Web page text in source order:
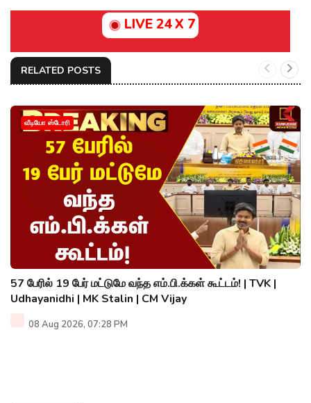
LIVE 24 X 7
RELATED POSTS
வீடியோ ஸ்டோரி
57 பேரில் 19 பேர் மட்டுமே வந்த எம்.பி.க்கள் கூட்டம்! | TVK |
Udhayanidhi | MK Stalin | CM Vijay
08 Aug 2026, 07:28 PM